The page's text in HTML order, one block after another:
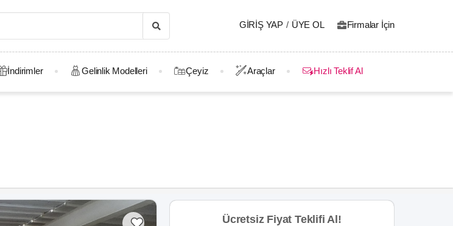
GIRIŞ YAP / ÜYE OL Firmalar İçin
İndirimler Gelinlik Modelleri Çeyiz Araçlar Hızlı Teklif Al
Ücretsiz Fiyat Teklifi Al!